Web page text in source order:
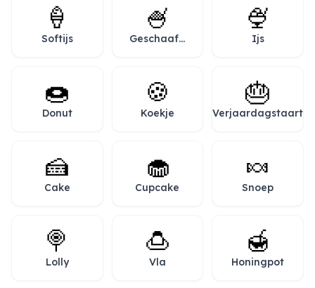
🍦
Softijs
🍧
Geschaafd
🍨
Ijs
🍩
Donut
🍪
Koekje
🎂
Verjaardagstaart
🍰
Cake
🧁
Cupcake
🍬
Snoep
🍭
Lolly
🍮
Vla
🍯
Honingpot